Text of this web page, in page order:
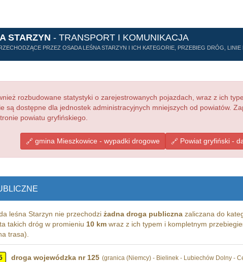
STARZYN - TRANSPORT I KOMUNIKACJA
PRZEZ OSADA LEŚNA STARZYN I ICH KATEGORIE, PRZEBIEG DRÓG,
rozbudowane statystyki o zarejestrowanych pojazdach, wraz z ich
są dostępne dla jednostek administracyjnych mniejszych od powiatów.
powiatu gryfińskiego.
gmina Mieszkowice - wypadki drogowe Powiat gryfiński -
leśna Starzyn nie przechodzi żadna droga publicznazaliczana do
takich dróg w promieniu 10 kmwraz z ich typem i kompletnym
trasa).
droga wojewódzka nr 125 (granica (Niemcy) - Bielinek - Lubiechów Dolny -